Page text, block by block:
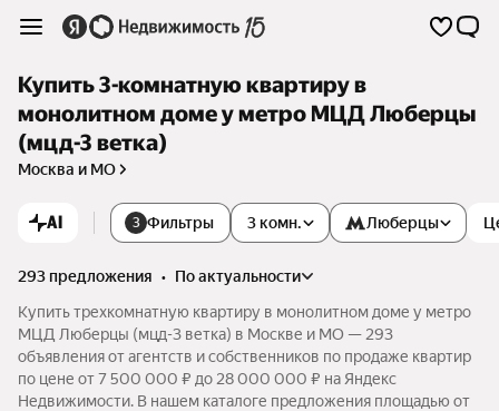
Купить 3-комнатную квартиру в
монолитном доме у метро МЦД Люберцы
(мцд-3 ветка)
Москва и МО
AI 3 Фильтры 3 комн. Люберцы
293 предложения •
по актуальности
Купить трехкомнатную квартиру в монолитном доме у метро
МЦД Люберцы (мцд-3 ветка) в Москве и МО — 293
объявления от агентств и собственников по продаже квартир
по цене от 7 500 000 ₽ до 28 000 000 ₽ на Яндекс
Недвижимости. В нашем каталоге предложения площадью от